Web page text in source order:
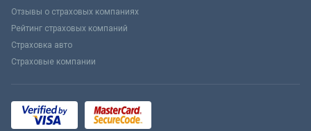
Отзывы о страховых компаниях
Рейтинг страховых компаний
Страховка авто
Страховые компании